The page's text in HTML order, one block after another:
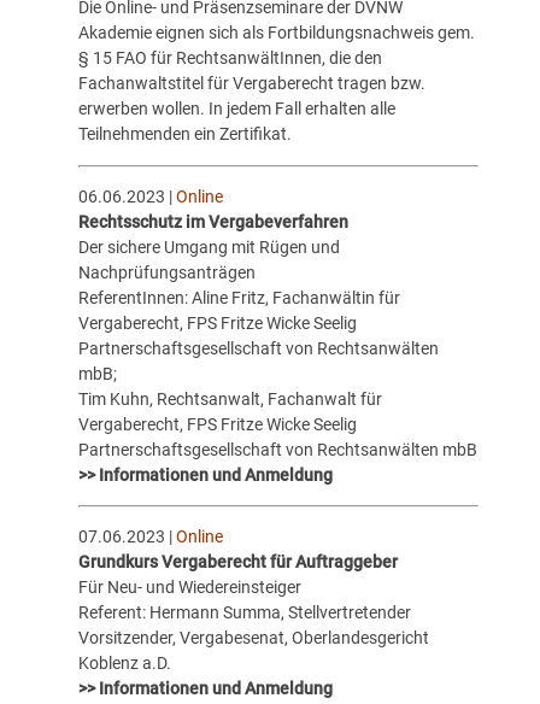
Die Online- und Präsenzseminare der DVNW
Akademieeignen sich als Fortbildungsnachweis gem.
§ 15 FAO für RechtsanwältInnen, die den
Fachanwaltstitel für Vergaberecht tragen bzw.
erwerben wollen. In jedem Fall erhalten alle
Teilnehmenden ein Zertifikat.
06.06.2023 |Online
Rechtsschutz im Vergabeverfahren
Der sichere Umgang mit Rügen und
Nachprüfungsanträgen
ReferentInnen: Aline Fritz, Fachanwältin für
Vergaberecht, FPS Fritze Wicke Seelig
Partnerschaftsgesellschaft von Rechtsanwälten
mbB;
Tim Kuhn, Rechtsanwalt, Fachanwalt für
Vergaberecht, FPS Fritze Wicke Seelig
Partnerschaftsgesellschaft von Rechtsanwälten mbB
>> Informationen und Anmeldung
07.06.2023 |Online
Grundkurs Vergaberecht für Auftraggeber
Für Neu- und Wiedereinsteiger
Referent: Hermann Summa, Stellvertretender
Vorsitzender, Vergabesenat, Oberlandesgericht
Koblenz a.D.
>> Informationen und Anmeldung